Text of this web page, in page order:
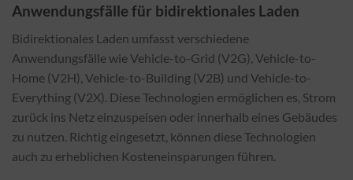
Anwendungsfälle für bidirektionales Laden
Bidirektionales Laden umfasst verschiedene
Anwendungsfälle wie Vehicle-to-Grid (V2G), Vehicle-to-
Home (V2H), Vehicle-to-Building (V2B) und Vehicle-to-
Everything (V2X). Diese Technologien ermöglichen es, Strom
zurück ins Netz einzuspeisen oder innerhalb eines Gebäudes
zu nutzen. Richtig eingesetzt, können diese Technologien
auch zu erheblichen Kosteneinsparungen führen.